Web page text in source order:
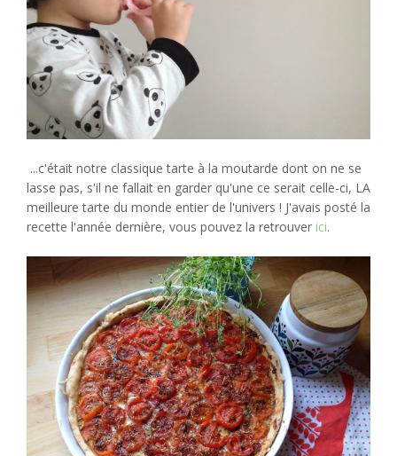
...c'était notre classique tarte à la moutarde dont on ne se
lasse pas, s'il ne fallait en garder qu'une ce serait celle-ci, LA
meilleure tarte du monde entier de l'univers ! J'avais posté la
recette l'année dernière, vous pouvez la retrouver ici.